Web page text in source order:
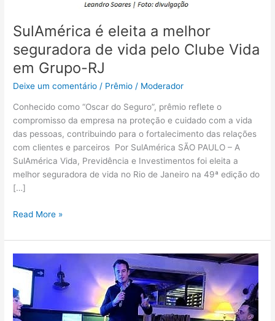
SulAmérica é eleita a melhor
seguradora de vida pelo Clube Vida
em Grupo-RJ
Deixe um comentário / Prêmio / Moderador
Conhecido como “Oscar do Seguro”, prêmio reflete o
compromisso da empresa na proteção e cuidado com a vida
das pessoas, contribuindo para o fortalecimento das relações
com clientes e parceiros Por SulAmérica SÃO PAULO – A
SulAmérica Vida, Previdência e Investimentos foi eleita a
melhor seguradora de vida no Rio de Janeiro na 49ª edição do
[…]
Read More »
Saúde
promove
jantar
intimista